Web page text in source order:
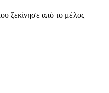
ξεκίνησε από το μέλος